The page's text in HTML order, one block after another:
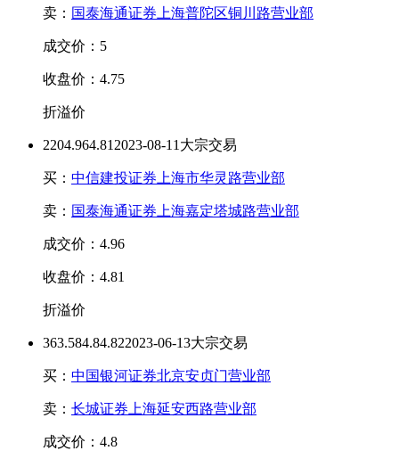
卖： 国泰海通证券上海普陀区铜川路营业部
成交价：5
收盘价：4.75
折溢价
2204.964.81 2023-08-11大宗交易
买： 中信建投证券上海市华灵路营业部
卖： 国泰海通证券上海嘉定塔城路营业部
成交价：4.96
收盘价：4.81
折溢价
363.584.84.822023-06-13大宗交易
买： 中国银河证券北京安贞门营业部
卖： 长城证券上海延安西路营业部
成交价：4.8